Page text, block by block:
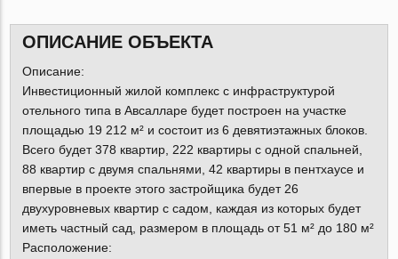
ОПИСАНИЕ ОБЪЕКТА
Описание:
Инвестиционный жилой комплекс с инфраструктурой
отельного типа в Авсалларе будет построен на участке
площадью 19 212 м² и состоит из 6 девятиэтажных блоков.
Всего будет 378 квартир, 222 квартиры с одной спальней,
88 квартир с двумя спальнями, 42 квартиры в пентхаусе и
впервые в проекте этого застройщика будет 26
двухуровневых квартир с садом, каждая из которых будет
иметь частный сад, размером в площадь от 51 м² до 180 м²
Расположение: